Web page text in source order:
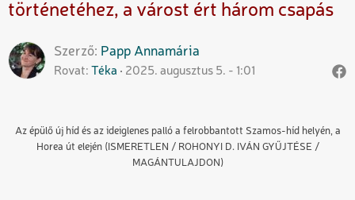
történetéhez, a várost ért három csapás
Szerző Papp Annamária
Rovat Téka 2025. augusztus 5. - 1:01
Az épülő új híd és az ideiglenes palló a felrobbantott Szamos-híd helyén, a
Horea út elején (ISMERETLEN / ROHONYI D. IVÁN GYŰJTÉSE /
MAGÁNTULAJDON)